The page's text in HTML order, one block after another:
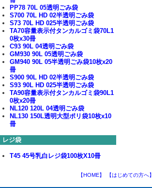
PP78 70L 05透明ごみ袋
S700 70L HD 02半透明ごみ袋
S73 70L HD 025半透明ごみ袋
TA70容量表示付タンカルゴミ袋70L1
0枚x30冊
C93 90L 04透明ごみ袋
GM930 90L 05透明ごみ袋
GM940 90L 05半透明ごみ袋10枚x20
冊
S900 90L HD 02半透明ごみ袋
S93 90L HD 025半透明ごみ袋
TA90容量表示付タンカルゴミ袋90L1
0枚x20冊
NL120 120L 04透明ごみ袋
NL130 150L透明大型ポリ袋10枚x10
冊
レジ袋
T45 45号乳白レジ袋100枚X10冊
【HOME】 【はじめての方へ】